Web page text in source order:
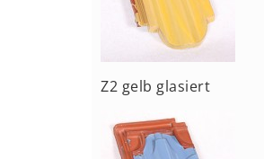
Z2 gelb glasiert